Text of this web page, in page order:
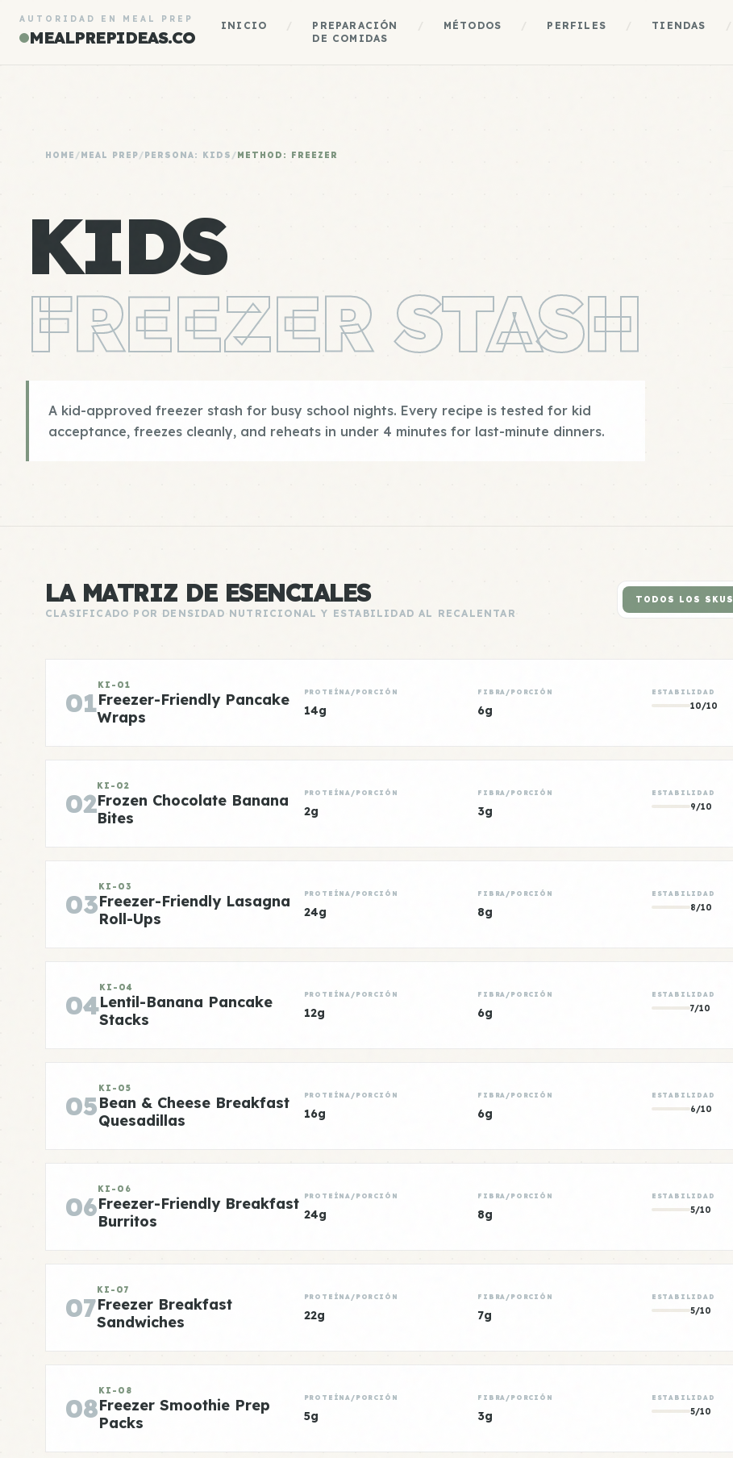
AUTORIDAD EN MEAL PREP
MEALPREPIDEAS.CO
INICIO
PREPARACIÓN
DE COMIDAS
MÉTODOS PERFILES TIENDAS
HOME /MEAL PREP/PERSONA: KIDS /METHOD: FREEZER
KIDS
FREEZER STASH
A kid-approved freezer stash for busy school nights. Every recipe is tested for kid
acceptance, freezes cleanly, and reheats in under 4 minutes for last-minute dinners.
LA MATRIZ DE ESENCIALES
CLASIFICADO POR DENSIDAD NUTRICIONAL Y ESTABILIDAD AL RECALENTAR
TODOS LOS SKUS
01
KI-01
Freezer-Friendly Pancake
Wraps
PROTEÍNA/PORCIÓN
14g
FIBRA/PORCIÓN
6g
ESTABILIDAD
10/10
02
KI-02
Frozen Chocolate Banana
Bites
PROTEÍNA/PORCIÓN
2g
FIBRA/PORCIÓN
3g
ESTABILIDAD
9/10
03
KI-03
Freezer-Friendly Lasagna
Roll-Ups
PROTEÍNA/PORCIÓN
24g
FIBRA/PORCIÓN
8g
ESTABILIDAD
8/10
04
KI-04
Lentil-Banana Pancake
Stacks
PROTEÍNA/PORCIÓN
12g
FIBRA/PORCIÓN
6g
ESTABILIDAD
7/10
05
KI-05
Bean & Cheese Breakfast
Quesadillas
PROTEÍNA/PORCIÓN
16g
FIBRA/PORCIÓN
6g
ESTABILIDAD
6/10
06
KI-06
Freezer-Friendly Breakfast
Burritos
PROTEÍNA/PORCIÓN
24g
FIBRA/PORCIÓN
8g
ESTABILIDAD
5/10
07
KI-07
Freezer Breakfast
Sandwiches
PROTEÍNA/PORCIÓN
22g
FIBRA/PORCIÓN
7g
ESTABILIDAD
5/10
08
KI-08
Freezer Smoothie Prep
Packs
PROTEÍNA/PORCIÓN
5g
FIBRA/PORCIÓN
3g
ESTABILIDAD
5/10